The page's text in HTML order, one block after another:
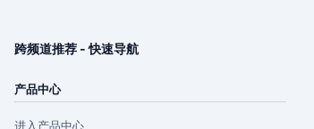
跨频道推荐 - 快速导航
产品中心
进入产品中心